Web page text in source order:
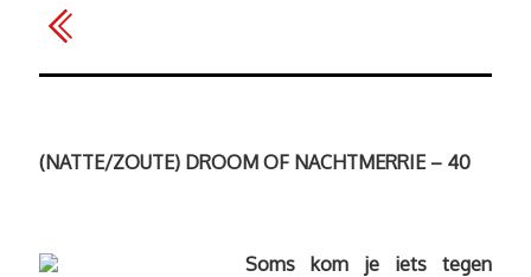
(NATTE/ZOUTE) DROOM OF NACHTMERRIE – 40
Soms kom je iets tegen